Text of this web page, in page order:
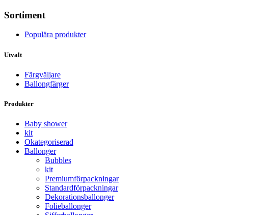
Sortiment
Populära produkter
Utvalt
Färgväljare
Ballongfärger
Produkter
Baby shower
kit
Okategoriserad
Ballonger
Bubbles
kit
Premium­förpackningar
Standard­­förpackningar
Dekorations­ballonger
Folie­­­ballonger